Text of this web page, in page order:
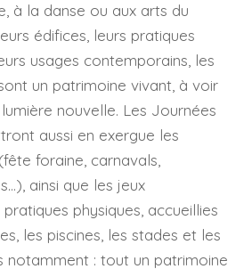
à la danse ou aux arts du
édifices, leurs pratiques
usages contemporains, les
un patrimoine vivant, à voir
nouvelle. Les Journées
aussi en exergue les
foraine, carnavals,
ainsi que les jeux
physiques, accueillies
les piscines, les stades et les
notamment : tout un patrimoine